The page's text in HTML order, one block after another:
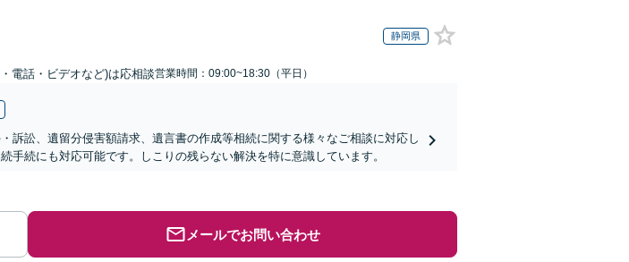
静岡県
電話・ビデオなど)は応相談営業時間：09:00~18:30（平日）
訴訟、遺留分侵害額請求、遺言書の作成等相続に関する様々なご相談に対応し
手続にも対応可能です。しこりの残らない解決を特に意識しています。
メールでお問い合わせ